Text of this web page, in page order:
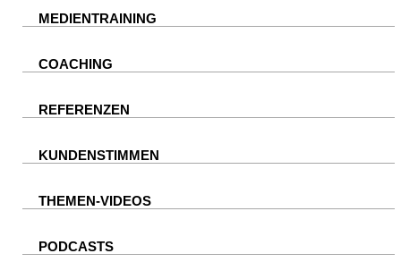
MEDIENTRAINING
COACHING
REFERENZEN
KUNDENSTIMMEN
THEMEN-VIDEOS
PODCASTS